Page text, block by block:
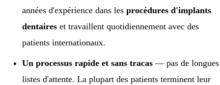
années d'expérience dans lesprocédures d'implants
dentaires et travaillent quotidiennement avec des
patients internationaux.
Un processus rapide et sans tracas — pas de longues
listes d'attente. La plupart des patients terminent leur